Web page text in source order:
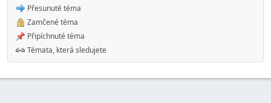
Přesunuté téma
Zamčené téma
Připíchnuté téma
Témata, která sledujete